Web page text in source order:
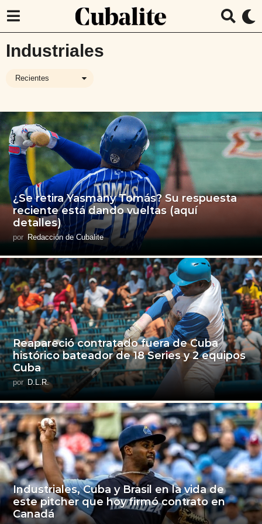
Industriales
Recientes
¿Se retira Yasmany Tomás? Su respuesta
reciente está dando vueltas (aquí
detalles)
por Redacción de Cubalite
Reapareció contratado fuera de Cuba
histórico bateador de 18 Series y 2 equipos
Cuba
por D.L.R.
Industriales, Cuba y Brasil en la vida de
este pitcher que hoy firmó contrato en
Canadá